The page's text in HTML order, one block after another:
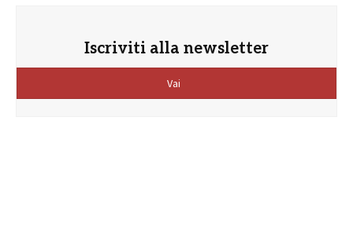
Iscriviti alla newsletter
Vai